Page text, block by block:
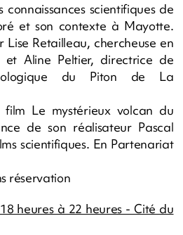
connaissances scientifiques de
et son contexte à Mayotte.
Retailleau, chercheuse en
et Aline Peltier, directrice de
du Piton de La
Le mystérieux volcan du
de son réalisateur Pascal
scientifiques. En Partenariat
réservation
heures à 22 heures - Cité du